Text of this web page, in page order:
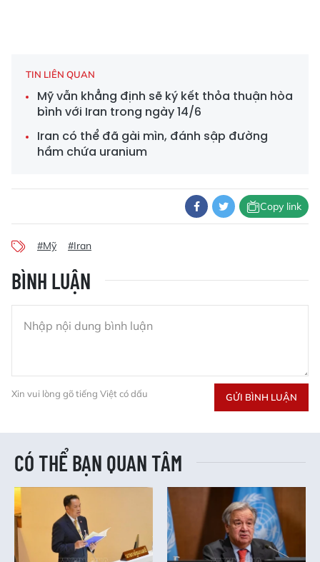
TIN LIÊN QUAN
Mỹ vẫn khẳng định sẽ ký kết thỏa thuận hòa
bình với Iran trong ngày 14/6
Iran có thể đã gài mìn, đánh sập đường
hầm chứa uranium
Copy link
#Mỹ #Iran
BÌNH LUẬN
Xin vui lòng gõ tiếng Việt có dấu GỬI BÌNH LUẬN
CÓ THỂ BẠN QUAN TÂM